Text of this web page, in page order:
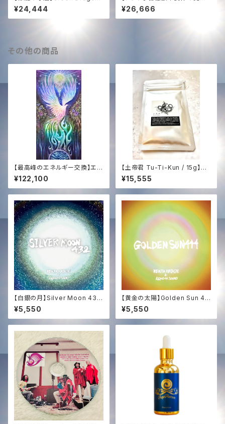
Blend (Peridot & Crystal)｜
スロベニア光エネルギー化 ＋
聖なる光の調律
¥24,444
タキオン＆光エネルギー化✨オリ
ジナル女神ブレンド・ブレスレッ
ト（内径15cm）愛・豊かさ・直感
¥26,666
その他の商品
【最高峰のエネルギー交換】エジ
プト奉納支援 ─ 映像＆白鳳凰
ソング ＋ 過去全150曲コンプリ
ート音源【Ultimate Support】
hite Phoenix Song & Comp
lete 150-Song Discograph
y
¥122,100
【土帝君 Tu-Ti-Kun / 15g】星
と大地の錬金術〜完全なる調
和・深き内なる森の覚醒〜
¥15,555
【白銀の月】Silver Moon 432
(CD or HD音源)｜女神の癒や
し & 宇宙の基本周波数 432Hz
¥5,550
【黄金の太陽】Golden Sun 44
4 (CD or HD音源)｜超高波動
ヒーリング 444Hz
¥5,550